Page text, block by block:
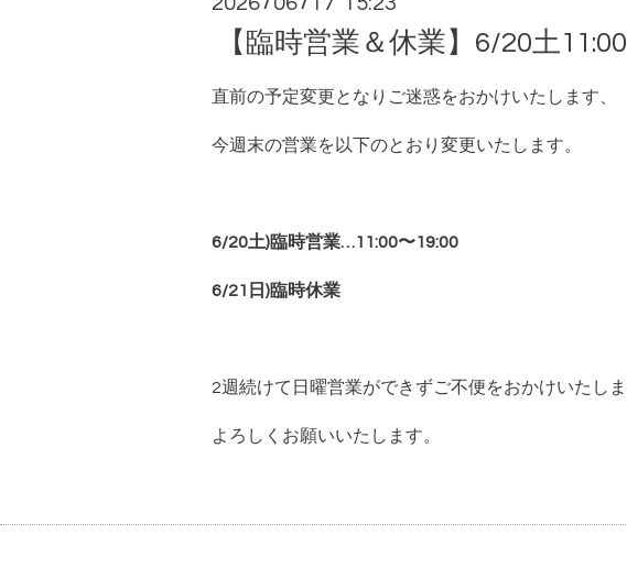
【臨時営業＆休業】6/20土
直前の予定変更となりご迷惑をおかけいたします、
今週末の営業を以下のとおり変更いたします。
6/20土)臨時営業…11:00〜19:00
6/21日)臨時休業
2週続けて日曜営業ができずご不便をおかけいたし
よろしくお願いいたします。